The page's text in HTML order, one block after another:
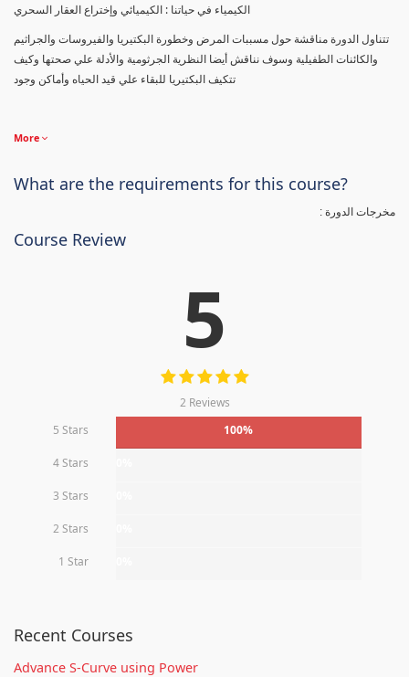
الكيمياء في حياتنا : الكيميائي وإختراع العقار السحري
تتناول الدورة مناقشة حول مسببات المرض وخطورة البكتيريا والفيروسات والجراثيم
والكائنات الطفيلية وسوف نناقش أيضا النظرية الجرثومية والأدلة علي صحتها وكيف
تتكيف البكتيريا للبقاء علي قيد الحياه وأماكن وجود
More
What are the requirements for this course?
مخرجات الدورة :
Course Review
5
2 Reviews
5 Stars
100%
4 Stars
3 Stars
2 Stars
1 Star
Recent Courses
Advance S-Curve using Power